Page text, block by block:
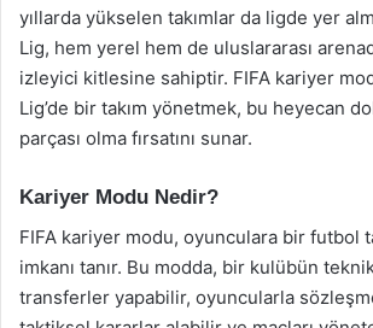
yıllarda yükselen takımlar da ligde yer
Lig, hem yerel hem de uluslararası
izleyici kitlesine sahiptir. FIFA kariyer
Lig’de bir takım yönetmek, bu heyecan
parçası olma fırsatını sunar.
Kariyer Modu Nedir?
FIFA kariyer modu, oyunculara bir futbol
imkanı tanır. Bu modda, bir kulübün
transferler yapabilir, oyuncularla